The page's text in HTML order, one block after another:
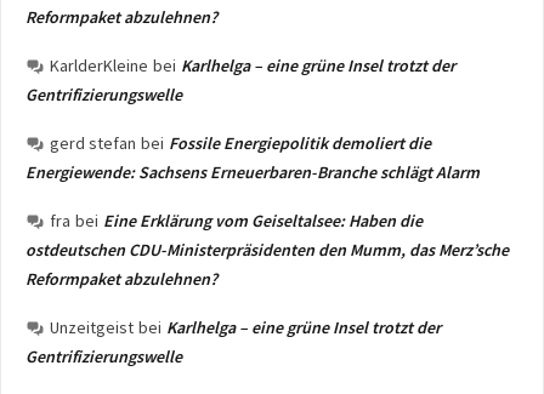
Reformpaket abzulehnen?
KarlderKleine bei Karlhelga – eine grüne Insel trotzt der
Gentrifizierungswelle
gerd stefan bei Fossile Energiepolitik demoliert die
Energiewende: Sachsens Erneuerbaren-Branche schlägt Alarm
fra bei Eine Erklärung vom Geiseltalsee: Haben die
ostdeutschen CDU-Ministerpräsidenten den Mumm, das Merz’sche
Reformpaket abzulehnen?
Unzeitgeist bei Karlhelga – eine grüne Insel trotzt der
Gentrifizierungswelle